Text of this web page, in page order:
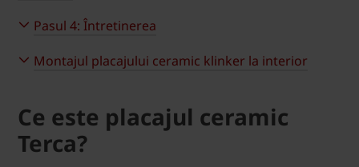
Pasul 4: Întretinerea
Montajul placajului ceramic klinker la interior
Ce este placajul ceramic
Terca?